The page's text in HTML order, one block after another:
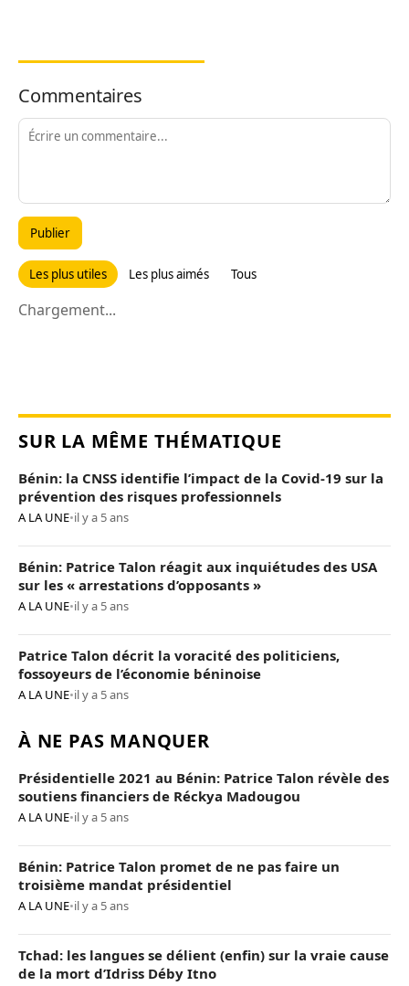
Commentaires
Publier
Les plus utiles Les plus aimés Tous
Chargement...
SUR LA MÊME THÉMATIQUE
Bénin: la CNSS identifie l’impact de la Covid-19 sur la
prévention des risques professionnels
A LA UNE•il y a 5 ans
Bénin: Patrice Talon réagit aux inquiétudes des USA
sur les « arrestations d’opposants »
A LA UNE•il y a 5 ans
Patrice Talon décrit la voracité des politiciens,
fossoyeurs de l’économie béninoise
A LA UNE•il y a 5 ans
À NE PAS MANQUER
Présidentielle 2021 au Bénin: Patrice Talon révèle des
soutiens financiers de Réckya Madougou
A LA UNE•il y a 5 ans
Bénin: Patrice Talon promet de ne pas faire un
troisième mandat présidentiel
A LA UNE•il y a 5 ans
Tchad: les langues se délient (enfin) sur la vraie cause
de la mort d’Idriss Déby Itno